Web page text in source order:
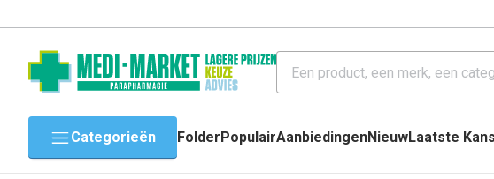
Categorieën FolderPopulairAanbiedingenNieuwLaatste Kans